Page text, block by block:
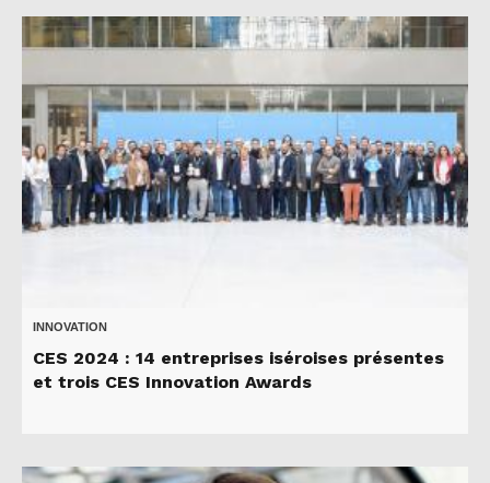
INNOVATION
CES 2024 : 14 entreprises iséroises présentes
et trois CES Innovation Awards